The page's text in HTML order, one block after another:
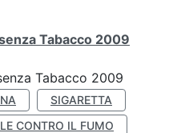
Tabacco 2009
Tabacco 2009
SIGARETTA
CONTRO IL FUMO